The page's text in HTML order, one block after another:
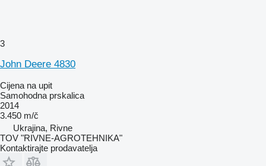
3
John Deere 4830
Cijena na upit
Samohodna prskalica
2014
3.450 m/č
Ukrajina, Rivne
TOV "RIVNE-AGROTEHNIKA"
Kontaktirajte prodavatelja